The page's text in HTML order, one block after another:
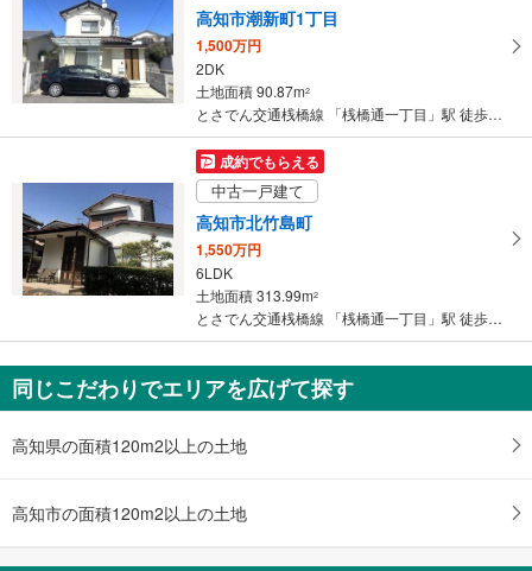
高知市潮新町1丁目
1,500万円
2DK
土地面積 90.87m2
とさでん交通桟橋線 「桟橋通一丁目」駅 徒歩4分
成約でもらえる
中古一戸建て
高知市北竹島町
1,550万円
6LDK
土地面積 313.99m2
とさでん交通桟橋線 「桟橋通一丁目」駅 徒歩15分
同じこだわりでエリアを広げて探す
高知県の面積120m2以上の土地
高知市の面積120m2以上の土地